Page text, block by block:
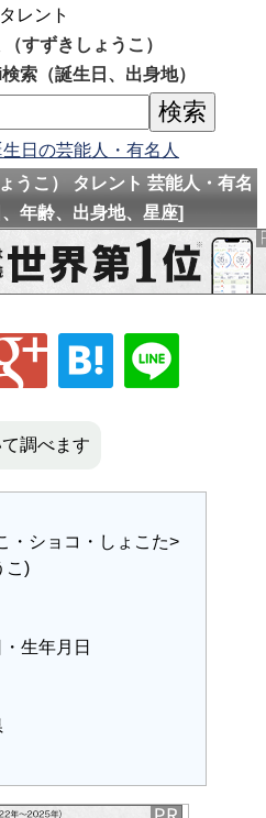
レント
すずきしょうこ）
索（誕生日、出身地）
生日の芸能人・有名人
うこ） タレント 芸能人・有名
年齢、出身地、星座]
調べます
・ショコ・しょこた>
こ)
生年月日